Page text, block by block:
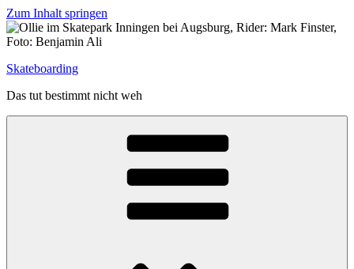
Zum Inhalt springen
Skateboarding
Das tut bestimmt nicht weh